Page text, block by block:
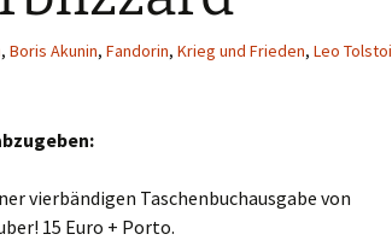
, Boris Akunin, Fandorin, Krieg und Frieden, Leo Tolstoi
vierbändigen Taschenbuchausgabe von
15 Euro + Porto.